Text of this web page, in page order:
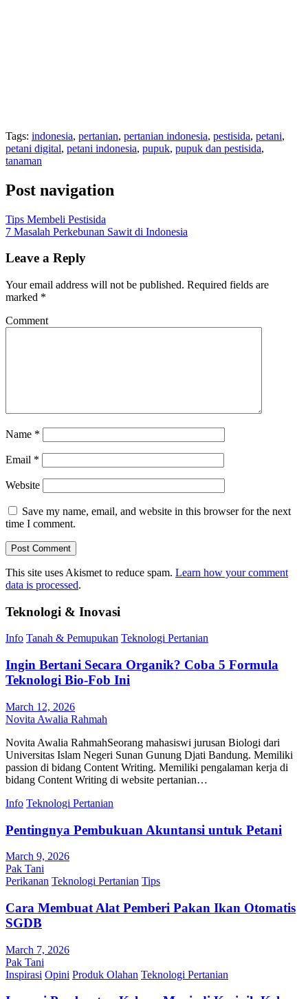
Tags: indonesia, pertanian, pertanian indonesia, pestisida, petani,
petani digital, petani indonesia, pupuk, pupuk dan pestisida,
tanaman
Post navigation
Tips Membeli Pestisida
7 Masalah Perkebunan Sawit di Indonesia
Leave a Reply
Your email address will not be published. Required fields are
marked *
Comment
Name *
Email *
Website
Save my name, email, and website in this browser for the next
time I comment.
This site uses Akismet to reduce spam. Learn how your comment
data is processed.
Teknologi & Inovasi
Info Tanah & Pemupukan Teknologi Pertanian
Ingin Bertani Secara Organik? Coba 5 Formula
Teknologi Bio-Fob Ini
March 12, 2026
Novita Awalia Rahmah
Novita Awalia RahmahSeorang mahasiswi jurusan Biologi dari
Universitas Islam Negeri Sunan Gunung Djati Bandung. Memiliki
passion di bidang Content Writing. Memiliki pengalaman kerja di
bidang Content Writing di website pertanian…
Info Teknologi Pertanian
Pentingnya Pembukuan Akuntansi untuk Petani
March 9, 2026
Pak Tani
Perikanan Teknologi Pertanian Tips
Cara Membuat Alat Pemberi Pakan Ikan Otomatis
SGDB
March 7, 2026
Pak Tani
Inspirasi Opini Produk Olahan Teknologi Pertanian